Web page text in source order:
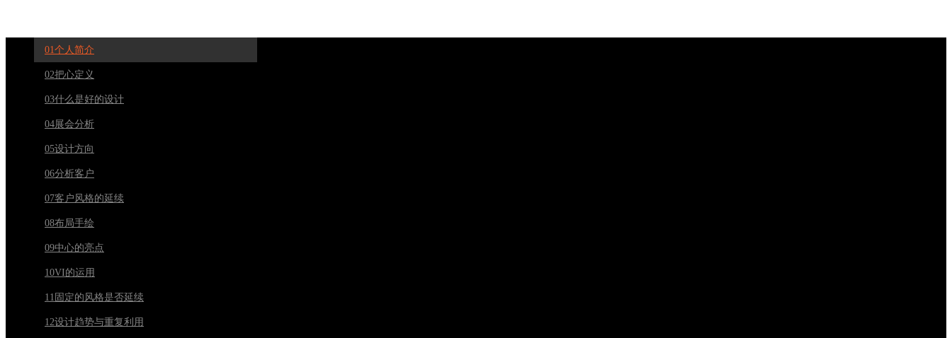
01个人简介
02把心定义
03什么是好的设计
04展会分析
05设计方向
06分析客户
07客户风格的延续
08布局手绘
09中心的亮点
10VI的运用
11固定的风格是否延续
12设计趋势与重复利用